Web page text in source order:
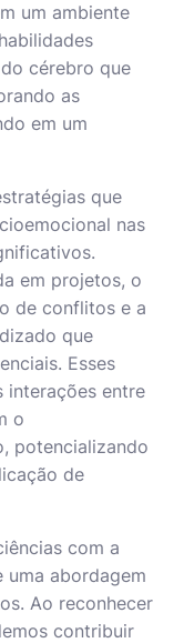
um ambiente
cérebro que
as
em um
que
nas
em projetos, o
de conflitos e a
que
Esses
interações entre
o
potencializando
de
com a
uma abordagem
Ao reconhecer
contribuir